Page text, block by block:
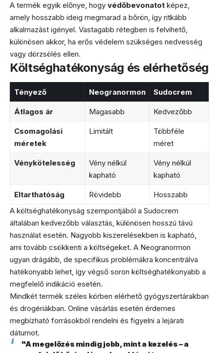
A termék egyik előnye, hogy védőbevonatot képez,
amely hosszabb ideig megmarad a bőrön, így ritkább
alkalmazást igényel. Vastagabb rétegben is felvihető,
különösen akkor, ha erős védelem szükséges nedvesség
vagy dörzsölés ellen.
Költséghatékonyság és elérhetőség
Tényező Neogranormon Sudocrem
Átlagos ár Magasabb Kedvezőbb
Csomagolási
méretek
Limitált
Többféle
méret
Vénykötelesség
Vény nélkül
kapható
Vény nélkül
kapható
Eltarthatóság Rövidebb
Hosszabb
A költséghatékonyság szempontjából a Sudocrem
általában kedvezőbb választás, különösen hosszú távú
használat esetén. Nagyobb kiszerelésekben is kapható,
ami tovább csökkenti a költségeket. A Neogranormon
ugyan drágább, de specifikus problémákra koncentrálva
hatékonyabb lehet, így végső soron költséghatékonyabb a
megfelelő indikáció esetén.
Mindkét termék széles körben elérhető gyógyszertárakban
és drogériákban. Online vásárlás esetén érdemes
megbízható forrásokból rendelni és figyelni a lejárati
dátumot.
"A megelőzés mindig jobb, mint a kezelés – a